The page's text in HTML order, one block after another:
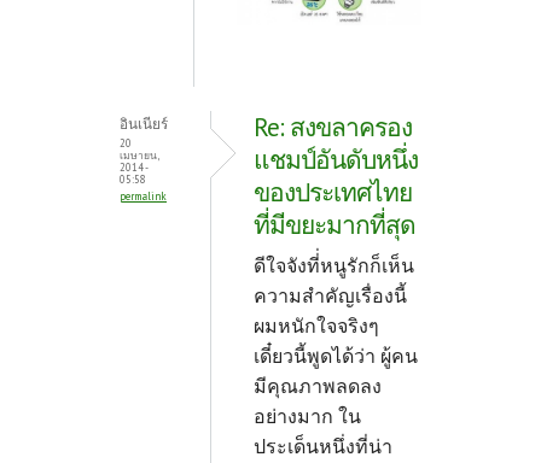
อินเนียร์
20
เมษายน,
2014 -
05:58
permalink
Re: สงขลาครอง
แชมป์อันดับหนึ่ง
ของประเทศไทย
ที่มีขยะมากที่สุด
ดีใจจังที่่หนูรักก็เห็น
ความสำคัญเรื่องนี้
ผมหนักใจจริงๆ
เดี๋ยวนี้พูดได้ว่า ผู้คน
มีคุณภาพลดลง
อย่างมาก ใน
ประเด็นหนึ่งที่น่า